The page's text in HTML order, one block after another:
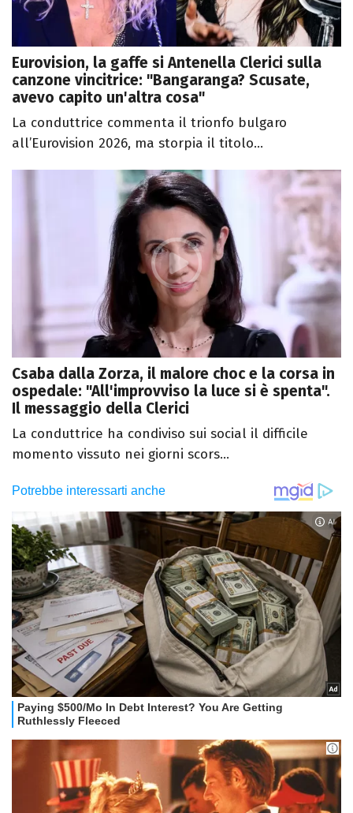
Eurovision, la gaffe si Antenella Clerici sulla
canzone vincitrice: "Bangaranga? Scusate,
avevo capito un'altra cosa"
La conduttrice commenta il trionfo bulgaro
all’Eurovision 2026, ma storpia il titolo...
Csaba dalla Zorza, il malore choc e la corsa in
ospedale: "All'improvviso la luce si è spenta".
Il messaggio della Clerici
La conduttrice ha condiviso sui social il difficile
momento vissuto nei giorni scors...